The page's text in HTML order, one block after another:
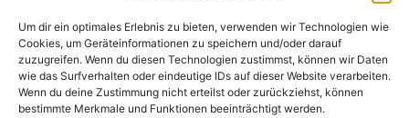
Um dir ein optimales Erlebnis zu bieten, verwenden wir Technologien wie
Cookies, um Geräteinformationen zu speichern und/oder darauf
zuzugreifen. Wenn du diesen Technologien zustimmst, können wir Daten
wie das Surfverhalten oder eindeutige IDs auf dieser Website verarbeiten.
Wenn du deine Zustimmung nicht erteilst oder zurückziehst, können
bestimmte Merkmale und Funktionen beeinträchtigt werden.